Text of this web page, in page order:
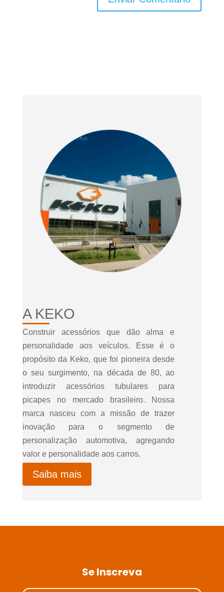
A KEKO
Construir acessórios que dão alma e
personalidade aos veículos. Esse é o
propósito da Keko, que foi pioneira desde
o seu surgimento, na década de 80, ao
introduzir acessórios tubulares para
picapes no mercado brasileiro. Nossa
marca nasceu com a missão de trazer
inovação para o segmento de
personalização automotiva, agregando
valor e personalidade aos carros.
Saiba mais
Se Inscreva